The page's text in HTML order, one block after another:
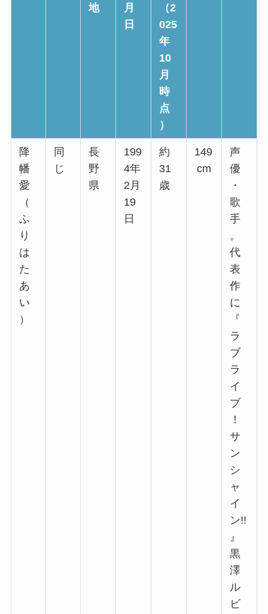
地
月
日
（2
025
年
10
月
時
点
）
降
幡
愛
（
ふ
り
は
た
あ
い
）
同
じ
長
野
県
199
4年
2月
19
日
約
31
歳
149
cm
声
優
・
歌
手
。
代
表
作
に
『
ラ
ブ
ラ
イ
ブ
！
サ
ン
シ
ャ
イ
ン!!
』
黒
澤
ル
ビ